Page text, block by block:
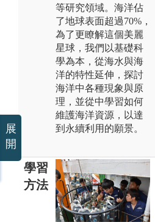
等研究領域。海洋佔
了地球表面超過70%，
為了更瞭解這個美麗
星球，我們以基礎科
學為本，從海水與海
洋的特性延伸，探討
海洋中各種現象與原
理，並從中學習如何
維護海洋資源，以達
到永續利用的願景。
學習
方法
展
開